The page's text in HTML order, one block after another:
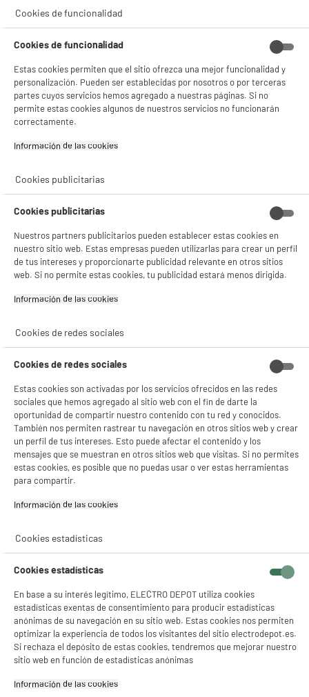
PRECIO IMBATIBLE
Cable HIGH ONE 1M
BLANCO PVC USB C
Garantía incluida :3 años
Hastaagosto 2029
Cambio por uno nuevo o por un cupón canjeable
Características
Marca
Tipo de producto
Cable de cargador USB-C
Sync
Colores Blanco
Plus produit balisage 100% PRECIOS BAJOS
Référence constructeur
Peso neto
Nombre del fabricante,
59155 FACHES THUMESNIL
correo electrónico
PRODUCTSUPPORT@CONTAC
T.ELECTRODEPOT.FR
Código del artículo 989095
Cookies de funcionalidad
Cookies de funcionalidad
Estas cookies permiten que el sitio ofrezca una mejor funcionalidad y
personalización. Pueden ser establecidas por nosotros o por terceras
partes cuyos servicios hemos agregado a nuestras páginas. Si no
permite estas cookies algunos de nuestros servicios no funcionarán
correctamente.
Información de las cookies‎
Cookies publicitarias
Cookies publicitarias
Nuestros partners publicitarios pueden establecer estas cookies en
nuestro sitio web. Estas empresas pueden utilizarlas para crear un perfil
de tus intereses y proporcionarte publicidad relevante en otros sitios
web. Si no permite estas cookies, tu publicidad estará menos dirigida.
Información de las cookies‎
Cookies de redes sociales
Cookies de redes sociales
Estas cookies son activadas por los servicios ofrecidos en las redes
sociales que hemos agregado al sitio web con el fin de darte la
oportunidad de compartir nuestro contenido con tu red y conocidos.
También nos permiten rastrear tu navegación en otros sitios web y crear
un perfil de tus intereses. Esto puede afectar el contenido y los
mensajes que se muestran en otros sitios web que visitas. Si no permites
estas cookies, es posible que no puedas usar o ver estas herramientas
para compartir.
Información de las cookies‎
Cookies estadísticas
Cookies estadísticas
En base a su interés legítimo, ELECTRO DEPOT utiliza cookies
estadísticas exentas de consentimiento para producir estadísticas
anónimas de su navegación en su sitio web. Estas cookies nos permiten
optimizar la experiencia de todos los visitantes del sitio electrodepot.es.
Si rechaza el depósito de estas cookies, tendremos que mejorar nuestro
sitio web en función de estadísticas anónimas
Información de las cookies‎